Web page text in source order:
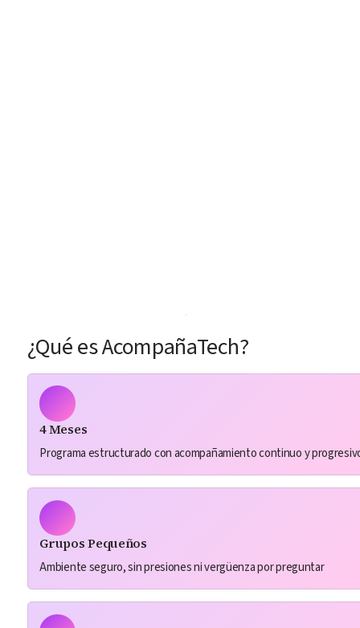
¿Qué es AcompañaTech?
4 Meses
Programa estructurado con acompañamiento continuo y
Grupos Pequeños
Ambiente seguro, sin presiones ni vergüenza por preguntar